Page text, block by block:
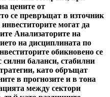
цените от
се превръщат в източник
могат да
Анализаторите на
на дисциплината по
обикновено се
баланси, стабилни
като обръщат
в прогнозите и в тона
между сектори